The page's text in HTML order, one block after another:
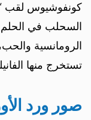
كونفوشيوس لقب
السحلب في الحلم
الرومانسية
تستخرج منها
صور ورد